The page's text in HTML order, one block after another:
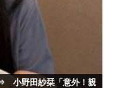
小野田紗栞「意外！親